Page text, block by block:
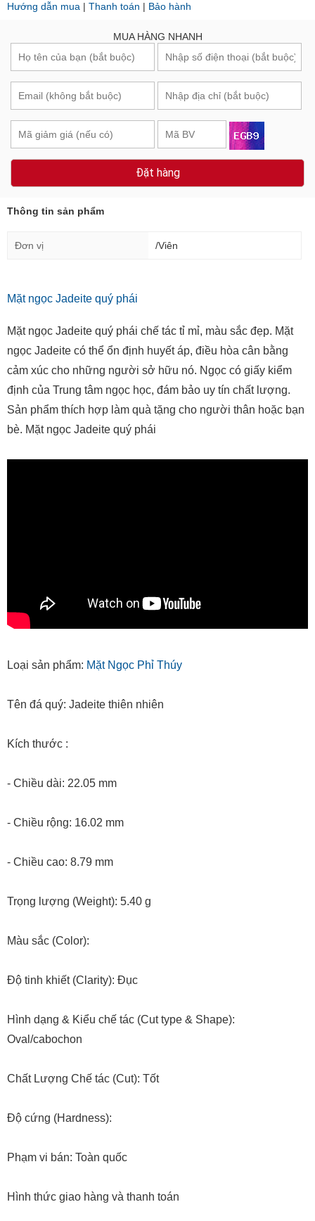
Hướng dẫn mua | Thanh toán | Bảo hành
MUA HÀNG NHANH
Đặt hàng
Thông tin sản phẩm
Đơn vị /Viên
Mặt ngọc Jadeite quý phái
Mặt ngọc Jadeite quý phái chế tác tỉ mỉ, màu sắc đẹp. Mặt
ngọc Jadeite có thể ổn định huyết áp, điều hòa cân bằng
cảm xúc cho những người sở hữu nó. Ngọc có giấy kiểm
định của Trung tâm ngọc học, đám bảo uy tín chất lượng.
Sản phẩm thích hợp làm quà tặng cho người thân hoặc bạn
bè. Mặt ngọc Jadeite quý phái
Loại sản phẩm: Mặt Ngọc Phỉ Thúy
Tên đá quý: Jadeite thiên nhiên
Kích thước :
- Chiều dài: 22.05 mm
- Chiều rộng: 16.02 mm
- Chiều cao: 8.79 mm
Trọng lượng (Weight): 5.40 g
Màu sắc (Color):
Độ tinh khiết (Clarity): Đục
Hình dạng & Kiểu chế tác (Cut type & Shape):
Oval/cabochon
Chất Lượng Chế tác (Cut): Tốt
Độ cứng (Hardness):
Phạm vi bán: Toàn quốc
Hình thức giao hàng và thanh toán